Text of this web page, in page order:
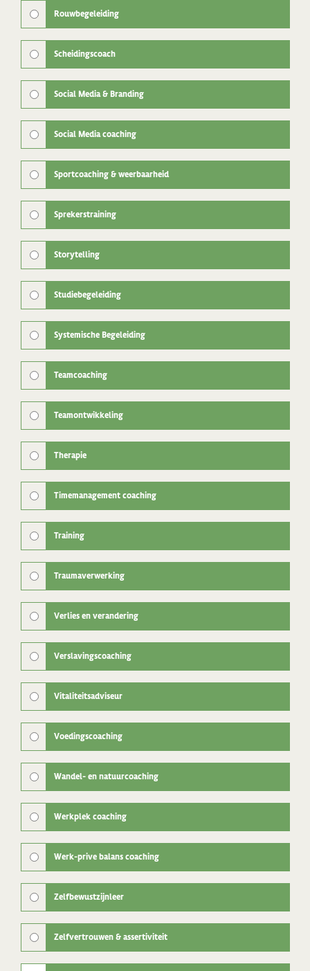
Rouwbegeleiding
Scheidingscoach
Social Media & Branding
Social Media coaching
Sportcoaching & weerbaarheid
Sprekerstraining
Storytelling
Studiebegeleiding
Systemische Begeleiding
Teamcoaching
Teamontwikkeling
Therapie
Timemanagement coaching
Training
Traumaverwerking
Verlies en verandering
Verslavingscoaching
Vitaliteitsadviseur
Voedingscoaching
Wandel- en natuurcoaching
Werkplek coaching
Werk-prive balans coaching
Zelfbewustzijnleer
Zelfvertrouwen & assertiviteit